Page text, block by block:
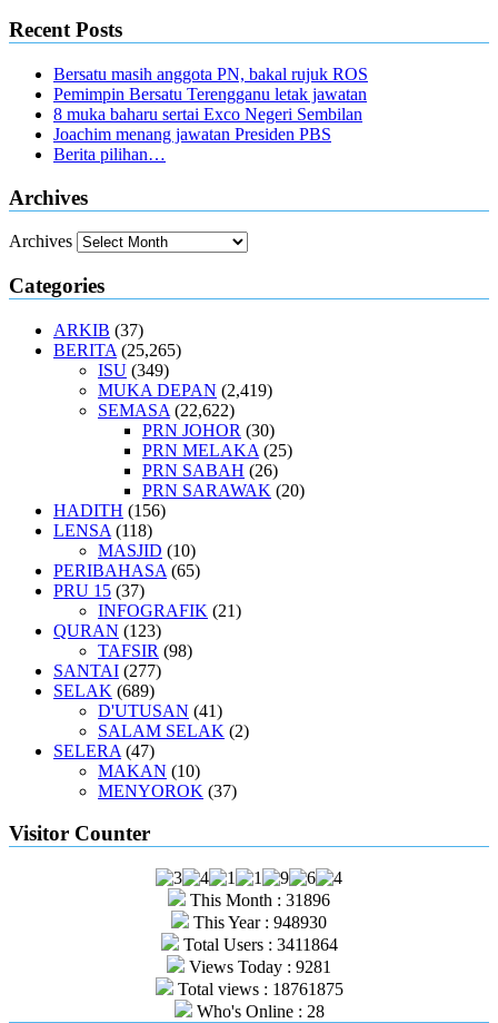
Recent Posts
Bersatu masih anggota PN, bakal rujuk ROS
Pemimpin Bersatu Terengganu letak jawatan
8 muka baharu sertai Exco Negeri Sembilan
Joachim menang jawatan Presiden PBS
Berita pilihan…
Archives
Archives
Categories
ARKIB (37)
BERITA (25,265)
ISU (349)
MUKA DEPAN (2,419)
SEMASA (22,622)
PRN JOHOR (30)
PRN MELAKA (25)
PRN SABAH (26)
PRN SARAWAK (20)
HADITH (156)
LENSA (118)
MASJID (10)
PERIBAHASA (65)
PRU 15 (37)
INFOGRAFIK (21)
QURAN (123)
TAFSIR (98)
SANTAI (277)
SELAK (689)
D'UTUSAN (41)
SALAM SELAK (2)
SELERA (47)
MAKAN (10)
MENYOROK (37)
Visitor Counter
This Month : 31896
This Year : 948930
Total Users : 3411864
Views Today : 9281
Total views : 18761875
Who's Online : 28